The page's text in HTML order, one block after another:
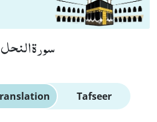
سورة
Tafseer